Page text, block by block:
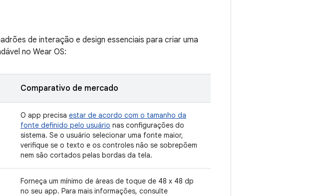
de interação e design essenciais para criar uma
no Wear OS:
Comparativo de mercado
O app precisa estar de acordo com o tamanho da
fonte definido pelo usuário nas configurações do
sistema. Se o usuário selecionar uma fonte maior,
verifique se o texto e os controles não se sobrepõem
nem são cortados pelas bordas da tela.
Forneça um mínimo de áreas de toque de 48 x 48 dp
no seu app. Para mais informações, consulte